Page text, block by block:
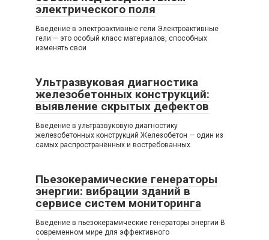
электрического поля
Введение в электроактивные гели Электроактивные
гели — это особый класс материалов, способных
изменять свои
Ультразвуковая диагностика
железобетонных конструкций:
выявление скрытых дефектов
Введение в ультразвуковую диагностику
железобетонных конструкций Железобетон — один из
самых распространённых и востребованных
Пьезокерамические генераторы
энергии: вибрации зданий в
сервисе систем мониторинга
Введение в пьезокерамические генераторы энергии В
современном мире для эффективного